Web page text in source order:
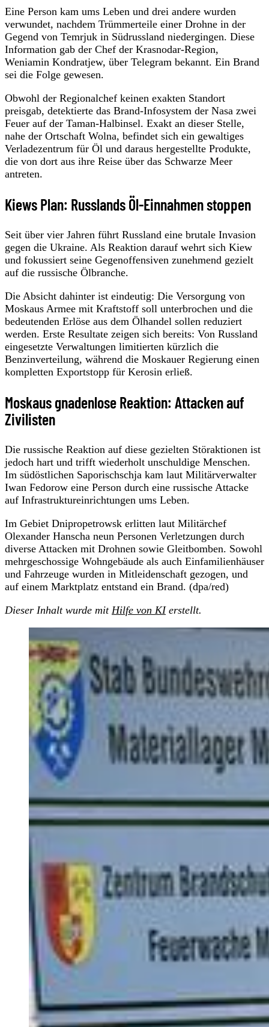
Eine Person kam ums Leben und drei andere wurden
verwundet, nachdem Trümmerteile einer Drohne in der
Gegend von Temrjuk in Südrussland niedergingen. Diese
Information gab der Chef der Krasnodar-Region,
Weniamin Kondratjew, über Telegram bekannt. Ein Brand
sei die Folge gewesen.
Obwohl der Regionalchef keinen exakten Standort
preisgab, detektierte das Brand-Infosystem der Nasa zwei
Feuer auf der Taman-Halbinsel. Exakt an dieser Stelle,
nahe der Ortschaft Wolna, befindet sich ein gewaltiges
Verladezentrum für Öl und daraus hergestellte Produkte,
die von dort aus ihre Reise über das Schwarze Meer
antreten.
Kiews Plan: Russlands Öl-Einnahmen stoppen
Seit über vier Jahren führt Russland eine brutale Invasion
gegen die Ukraine. Als Reaktion darauf wehrt sich Kiew
und fokussiert seine Gegenoffensiven zunehmend gezielt
auf die russische Ölbranche.
Die Absicht dahinter ist eindeutig: Die Versorgung von
Moskaus Armee mit Kraftstoff soll unterbrochen und die
bedeutenden Erlöse aus dem Ölhandel sollen reduziert
werden. Erste Resultate zeigen sich bereits: Von Russland
eingesetzte Verwaltungen limitierten kürzlich die
Benzinverteilung, während die Moskauer Regierung einen
kompletten Exportstopp für Kerosin erließ.
Moskaus gnadenlose Reaktion: Attacken auf
Zivilisten
Die russische Reaktion auf diese gezielten Störaktionen ist
jedoch hart und trifft wiederholt unschuldige Menschen.
Im südöstlichen Saporischschja kam laut Militärverwalter
Iwan Fedorow eine Person durch eine russische Attacke
auf Infrastruktureinrichtungen ums Leben.
Im Gebiet Dnipropetrowsk erlitten laut Militärchef
Olexander Hanscha neun Personen Verletzungen durch
diverse Attacken mit Drohnen sowie Gleitbomben. Sowohl
mehrgeschossige Wohngebäude als auch Einfamilienhäuser
und Fahrzeuge wurden in Mitleidenschaft gezogen, und
auf einem Marktplatz entstand ein Brand. (dpa/red)
Dieser Inhalt wurde mit Hilfe von KIerstellt.